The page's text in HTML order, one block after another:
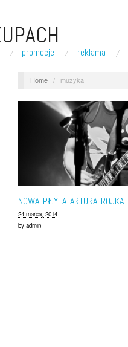
promocje reklama
Home / muzyka
NOWA PŁYTA ARTURA ROJKA
24 marca, 2014
by admin